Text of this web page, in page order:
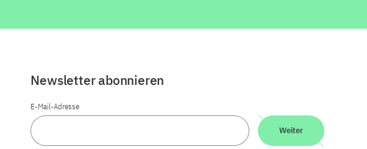
Newsletter abonnieren
E-Mail-Adresse
Weiter